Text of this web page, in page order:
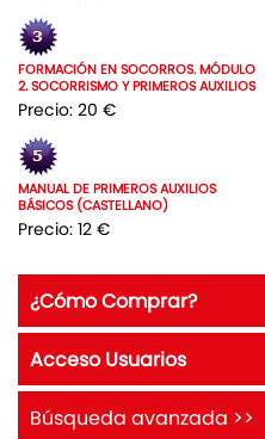
FORMACIÓN EN SOCORROS. MÓDULO
2. SOCORRISMO Y PRIMEROS AUXILIOS
Precio: 20 €
MANUAL DE PRIMEROS AUXILIOS
BÁSICOS (CASTELLANO)
Precio: 12 €
¿Cómo Comprar?
Acceso Usuarios
Búsqueda avanzada >>